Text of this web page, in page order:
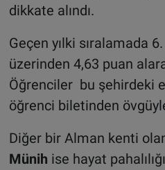
dikkate alındı.
Geçen yılki sıralamada
üzerinden 4,63 puan
Öğrenciler bu şehirdeki
öğrenci biletinden
Diğer bir Alman kenti
Münih ise hayat